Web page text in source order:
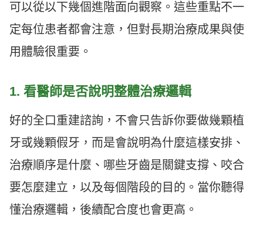
可以從以下幾個進階面向觀察。這些重點不一
定每位患者都會注意，但對長期治療成果與使
用體驗很重要。
1. 看醫師是否說明整體治療邏輯
好的全口重建諮詢，不會只告訴你要做幾顆植
牙或幾顆假牙，而是會說明為什麼這樣安排、
治療順序是什麼、哪些牙齒是關鍵支撐、咬合
要怎麼建立，以及每個階段的目的。當你聽得
懂治療邏輯，後續配合度也會更高。